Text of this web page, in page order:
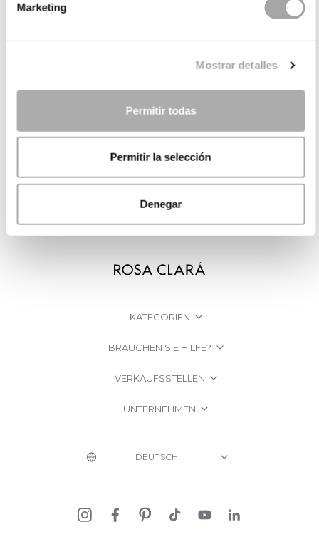
Marketing
Mostrar detalles
Permitir todas
Permitir la selección
Denegar
KATEGORIEN
BRAUCHEN SIE HILFE?
VERKAUFSSTELLEN
UNTERNEHMEN